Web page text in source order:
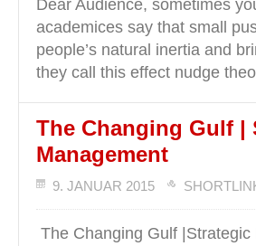
Dear Audience, sometimes
academices say that small
people’s natural inertia and
they call this effect nudge
The Changing Gulf |
Management
9. JANUAR 2015
The Changing Gulf